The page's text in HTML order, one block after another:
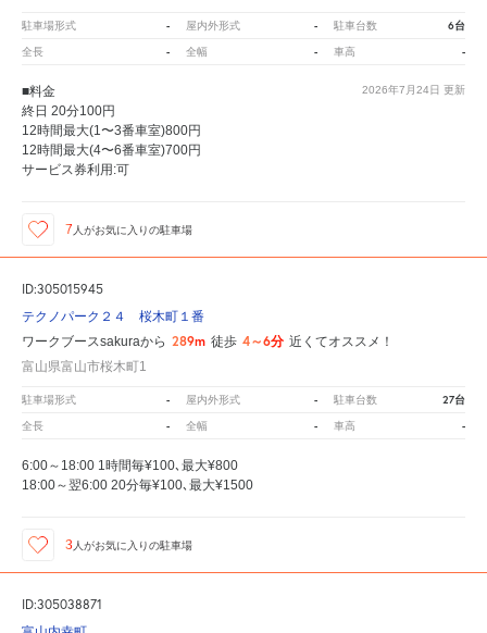
駐車場形式 - 屋内外形式 - 駐車台数 6台
全長 - 全幅 - 車高 -
2026年7月24日 更新
■料金
終日 20分100円
12時間最大(1〜3番車室)800円
12時間最大(4〜6番車室)700円
サービス券利用:可
7 人がお気に入りの駐車場
ID:305015945
テクノパーク２４ 桜木町１番
ワークブースsakuraから 289m 徒歩 4～6分 近くてオススメ！
富山県富山市桜木町1
駐車場形式 - 屋内外形式 - 駐車台数 27台
全長 - 全幅 - 車高 -
6:00～18:00 1時間毎¥100､最大¥800
18:00～翌6:00 20分毎¥100､最大¥1500
3人がお気に入りの駐車場
ID:305038871